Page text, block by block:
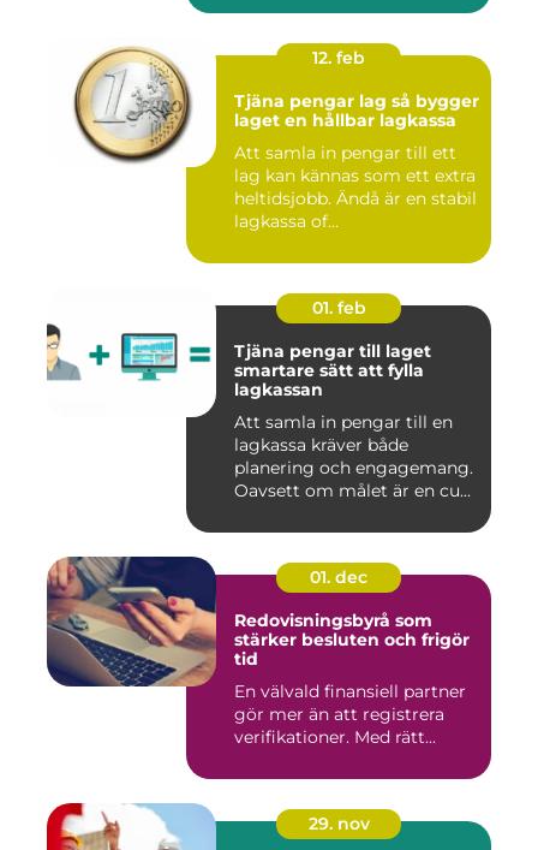
12. feb
Tjäna pengar lag så bygger
laget en hållbar lagkassa
Att samla in pengar till ett
lag kan kännas som ett extra
heltidsjobb. Ändå är en stabil
lagkassa of...
01. feb
Tjäna pengar till laget
smartare sätt att fylla
lagkassan
Att samla in pengar till en
lagkassa kräver både
planering och engagemang.
Oavsett om målet är en cu...
01. dec
Redovisningsbyrå som
stärker besluten och frigör
tid
En välvald finansiell partner
gör mer än att registrera
verifikationer. Med rätt...
29. nov